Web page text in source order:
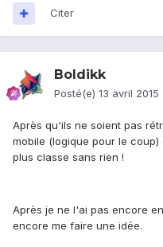
Citer
Boldikk
Posté(e) 13 avril 2015
Après qu'ils ne soient pas
mobile (logique pour le
plus classe sans rien !
Après je ne l'ai pas encore
encore me faire une idée.